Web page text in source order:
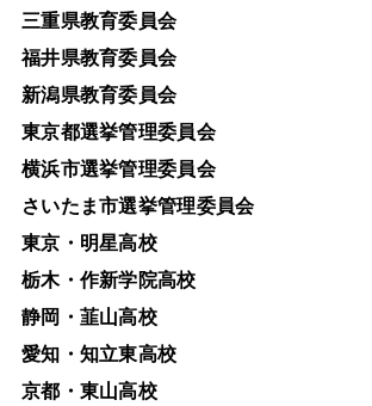
三重県教育委員会
福井県教育委員会
新潟県教育委員会
東京都選挙管理委員会
横浜市選挙管理委員会
さいたま市選挙管理委員会
東京・明星高校
栃木・作新学院高校
静岡・韮山高校
愛知・知立東高校
京都・東山高校